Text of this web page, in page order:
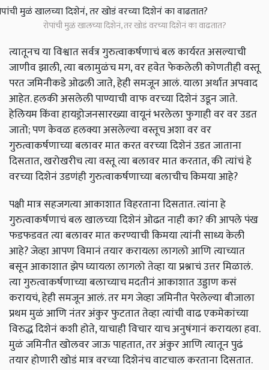
रोपांची मुळं खालच्या दिशेनं, तर खोडं वरच्या दिशेनं का वाढतात?
त्यातूनच या विश्वात सर्वत्र गुरुत्वाकर्षणाचं बल कार्यरत असल्याची
जाणीव झाली, त्या बलामुळंच मग, वर हवेत फेकलेली कोणतीही वस्तू
परत जमिनीकडे ओढली जाते, हेही समजून आलं. याला अर्थात अपवाद
आहेत. हलकी असलेली पाण्याची वाफ वरच्या दिशेनं उडून जाते.
हेलियम किंवा हायड्रोजनसारख्या वायूनं भरलेला फुगाही वर वर उडत
जातो; पण केवळ हलक्या असलेल्या वस्तूच अशा वर वर
गुरुत्वाकर्षणाच्या बलावर मात करत वरच्या दिशेनं उडत जाताना
दिसतात, खरोखरीच त्या वस्तू त्या बलावर मात करतात, की त्यांचं हे
वरच्या दिशेनं उडणंही गुरुत्वाकर्षणाच्या बलाचीच किमया आहे?
पक्षी मात्र सहजगत्या आकाशात विहरताना दिसतात. त्यांना हे
गुरुत्वाकर्षणाचं बल खालच्या दिशेनं ओढत नाही का? की आपले पंख
फडफडवत त्या बलावर मात करण्याची किमया त्यांनी साध्य केली
आहे? जेव्हा आपण विमानं तयार करायला लागलो आणि त्याच्यात
बसून आकाशात झेप घ्यायला लागलो तेव्हा या प्रश्नाचं उत्तर मिळालं.
त्या गुरुत्वाकर्षणाच्या बलाच्याच मदतीनं आकाशात उड्डाण कसं
करायचं, हेही समजून आलं. तर मग जेव्हा जमिनीत पेरलेल्या बीजाला
प्रथम मुळं आणि नंतर अंकुर फुटतात तेव्हा त्यांची वाढ एकमेकांच्या
विरुद्ध दिशेनं कशी होते, याचाही विचार याच अनुषंगानं करायला हवा.
मुळं जमिनीत खोलवर जाऊ पाहतात, तर अंकुर आणि त्यातून पुढं
तयार होणारी खोडं मात्र वरच्या दिशेनंच वाटचाल करताना दिसतात.